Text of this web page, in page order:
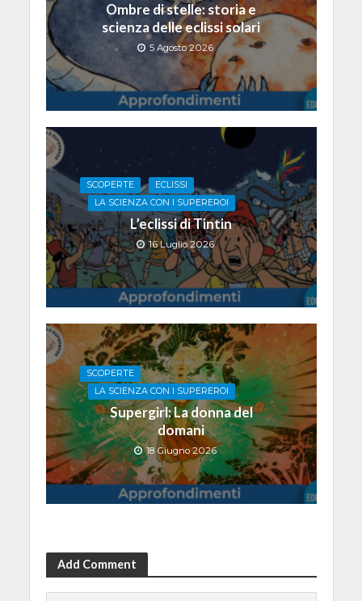
Ombre di stelle: storia e
scienza delle eclissi solari
5 Agosto 2026
SCOPERTE
ECLISSI
LA SCIENZA CON I SUPEREROI
L’eclissi di Tintin
16 Luglio 2026
SCOPERTE
LA SCIENZA CON I SUPEREROI
Supergirl: La donna del
domani
18 Giugno 2026
Add Comment